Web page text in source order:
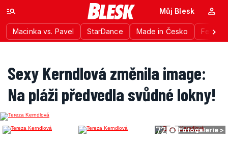
Macinka vs. Pavel StarDance Made in Česko
Můj Blesk
Sexy Kerndlová změnila image:
Na pláži předvedla svůdné lokny!
72
Fotogalerie >